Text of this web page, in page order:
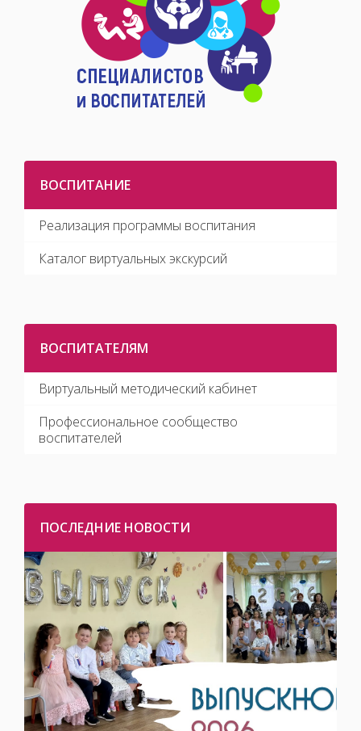
ВОСПИТАНИЕ
Реализация программы воспитания
Каталог виртуальных экскурсий
ВОСПИТАТЕЛЯМ
Виртуальный методический кабинет
Профессиональное сообщество
воспитателей
ПОСЛЕДНИЕ НОВОСТИ